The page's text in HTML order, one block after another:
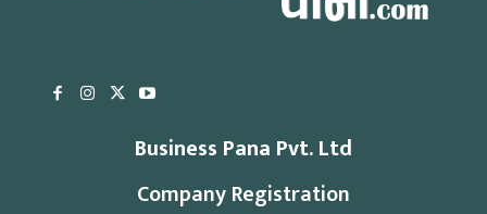
Business Pana Pvt. Ltd
Company Registration